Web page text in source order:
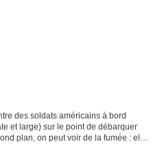
des soldats américains à bord
et large) sur le point de débarquer
plan, on peut voir de la fumée : elle